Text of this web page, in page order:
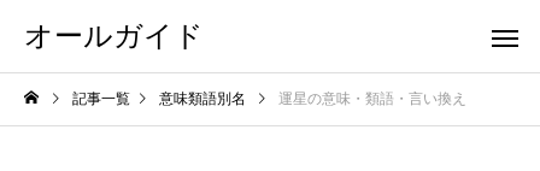
オールガイド
記事一覧 意味類語別名 運星の意味・類語・言い換え